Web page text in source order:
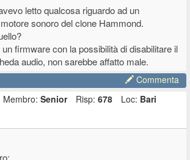
letto qualcosa riguardo ad un
sonoro del clone Hammond.
firmware con la possibilità di disabilitare il
audio, non sarebbe affatto male.
Commenta
Membro: Senior Risp: 678 Loc: Bari